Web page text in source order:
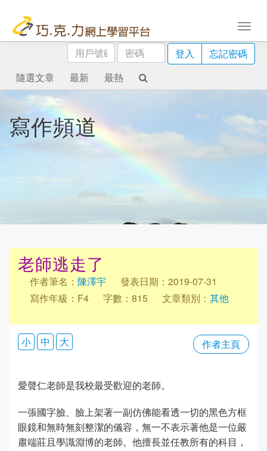
用
戶
號
碼
密
碼
登入
忘記密碼
隨選文章
最新 最熱
寫作頻道
老師逃走了
作者筆名： 陳澤宇
發表日期：2019-07-31
寫作年級：F4
字數：815 文章類別： 其他
作者主頁
小 中 大
愛聲仁老師是我校最受歡迎的老師。
一張國字臉、臉上架著一副仿佛能看透一切的黑色方框
眼鏡和無時無刻整潔的儀容，無一不表示著他是一位嚴
肅端莊且學識淵博的老師。他擅長並任教所有的科目，